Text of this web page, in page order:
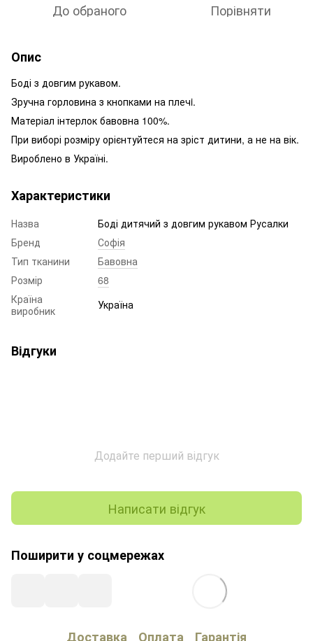
До обраного Порівняти
Опис
Боді з довгим рукавом.
Зручна горловина з кнопками на плечi.
Матеріал інтерлок бавовна 100%.
При виборі розміру орієнтуйтеся на зріст дитини, а не на вік.
Вироблено в Україні.
Характеристики
Назва
Боді дитячий з довгим рукавом Русалки
Бренд
Софія
Тип тканини
Бавовна
Розмір
68
Країна
виробник
Україна
Відгуки
Додайте перший відгук
Написати відгук
Поширити у соцмережах
Доставка Оплата Гарантія